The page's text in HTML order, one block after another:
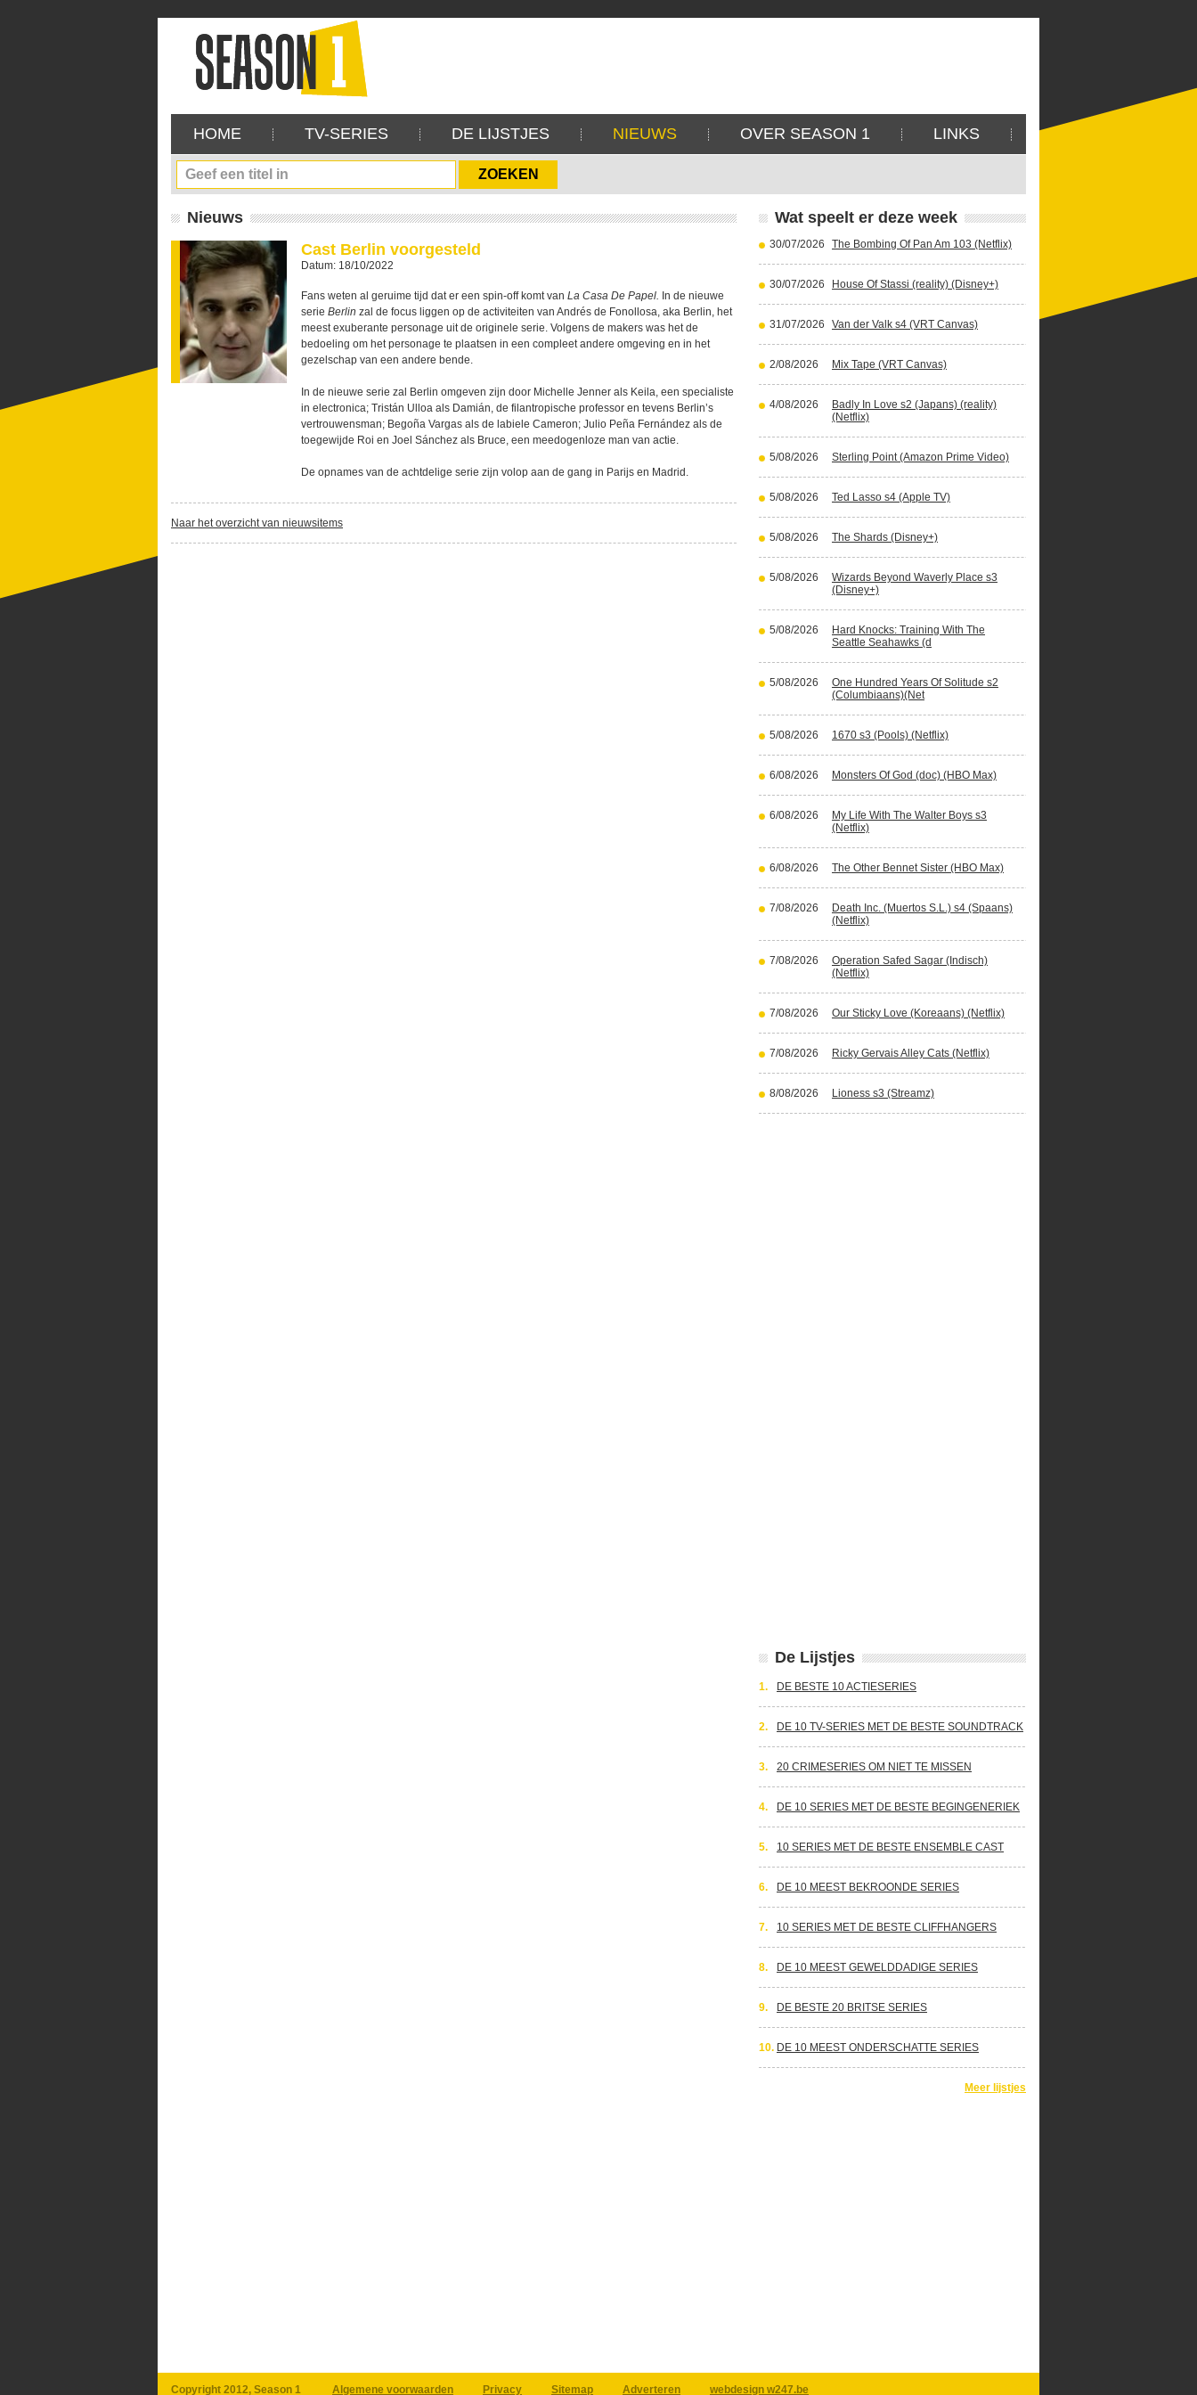
HOME TV-SERIES DE LIJSTJES NIEUWS OVER SEASON 1 LINKS
Nieuws
Cast Berlin voorgesteld
Datum: 18/10/2022
Fans weten al geruime tijd dat er een spin-off komt van La Casa De Papel. In de nieuwe
serie Berlin zal de focus liggen op de activiteiten van Andrés de Fonollosa, aka Berlin, het
meest exuberante personage uit de originele serie. Volgens de makers was het de
bedoeling om het personage te plaatsen in een compleet andere omgeving en in het
gezelschap van een andere bende.
In de nieuwe serie zal Berlin omgeven zijn door Michelle Jenner als Keila, een specialiste
in electronica; Tristán Ulloa als Damián, de filantropische professor en tevens Berlin’s
vertrouwensman; Begoña Vargas als de labiele Cameron; Julio Peña Fernández als de
toegewijde Roi en Joel Sánchez als Bruce, een meedogenloze man van actie.
De opnames van de achtdelige serie zijn volop aan de gang in Parijs en Madrid.
Naar het overzicht van nieuwsitems
Wat speelt er deze week
30/07/2026 The Bombing Of Pan Am 103 (Netflix)
30/07/2026 House Of Stassi (reality) (Disney+)
31/07/2026 Van der Valk s4 (VRT Canvas)
2/08/2026 Mix Tape (VRT Canvas)
4/08/2026
Badly In Love s2 (Japans) (reality)
(Netflix)
5/08/2026 Sterling Point (Amazon Prime Video)
5/08/2026 Ted Lasso s4 (Apple TV)
5/08/2026 The Shards (Disney+)
5/08/2026
Wizards Beyond Waverly Place s3
(Disney+)
5/08/2026
Hard Knocks: Training With The
Seattle Seahawks (d
5/08/2026
One Hundred Years Of Solitude s2
(Columbiaans)(Net
5/08/2026 1670 s3 (Pools) (Netflix)
6/08/2026 Monsters Of God (doc) (HBO Max)
6/08/2026
My Life With The Walter Boys s3
(Netflix)
6/08/2026 The Other Bennet Sister (HBO Max)
7/08/2026
Death Inc. (Muertos S.L.) s4 (Spaans)
(Netflix)
7/08/2026
Operation Safed Sagar (Indisch)
(Netflix)
7/08/2026 Our Sticky Love (Koreaans) (Netflix)
7/08/2026 Ricky Gervais Alley Cats (Netflix)
8/08/2026 Lioness s3 (Streamz)
De Lijstjes
1. DE BESTE 10 ACTIESERIES
2. DE 10 TV-SERIES MET DE BESTE SOUNDTRACK
3. 20 CRIMESERIES OM NIET TE MISSEN
4. DE 10 SERIES MET DE BESTE BEGINGENERIEK
5. 10 SERIES MET DE BESTE ENSEMBLE CAST
6. DE 10 MEEST BEKROONDE SERIES
7. 10 SERIES MET DE BESTE CLIFFHANGERS
8. DE 10 MEEST GEWELDDADIGE SERIES
9. DE BESTE 20 BRITSE SERIES
10. DE 10 MEEST ONDERSCHATTE SERIES
Meer lijstjes
Copyright 2012, Season 1 Algemene voorwaarden Privacy Sitemap Adverteren webdesign w247.be